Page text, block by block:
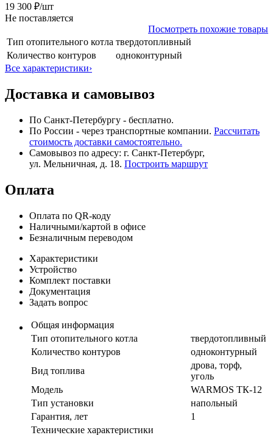
19 300 ₽/шт
Не поставляется
Посмотреть похожие товары
Тип отопительного котла твердотопливный
Количество контуров
одноконтурный
Все характеристики›
Доставка и самовывоз
По Санкт-Петербургу - бесплатно.
По России - через транспортные компании. Рассчитать
стоимость доставки самостоятельно.
Самовывоз по адресу: г. Санкт-Петербург,
ул. Мельничная, д. 18. Построить маршрут
Оплата
Оплата по QR-коду
Наличными/картой в офисе
Безналичным переводом
Характеристики
Устройство
Комплект поставки
Документация
Задать вопрос
Общая информация
Тип отопительного котла
твердотопливный
Количество контуров
одноконтурный
Вид топлива
дрова, торф,
уголь
Модель
WARMOS TК-12
Тип установки
напольный
Гарантия, лет
1
Технические характеристики